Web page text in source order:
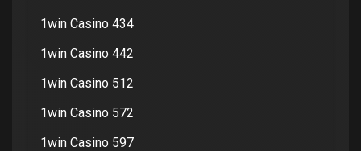
1win Casino 434
1win Casino 442
1win Casino 512
1win Casino 572
1win Casino 597